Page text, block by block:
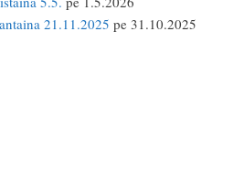
21.11.2025 pe 31.10.2025